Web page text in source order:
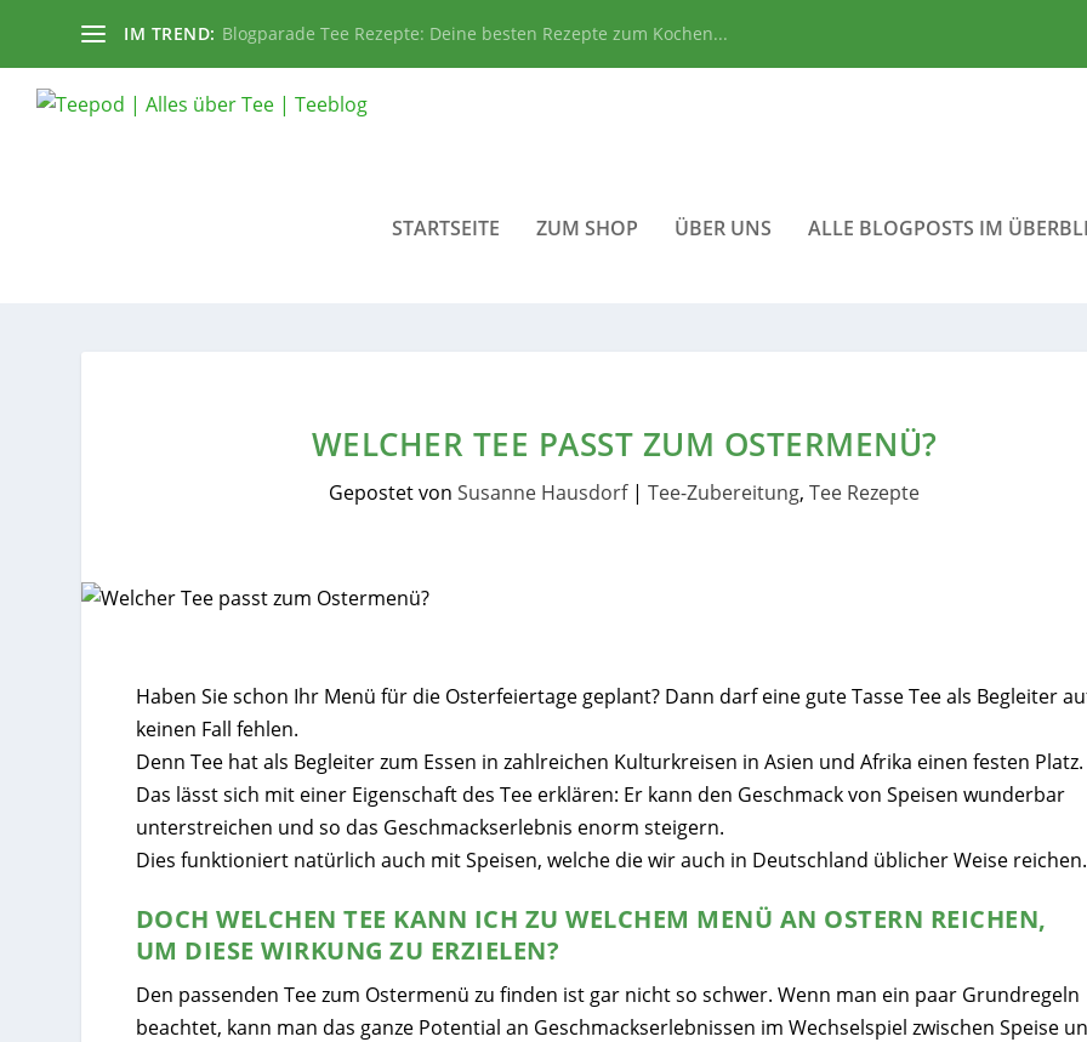
IM TREND: Blogparade Tee Rezepte: Deine besten Rezepte zum Kochen...
STARTSEITE ZUM SHOP ÜBER UNS ALLE BLOGPOSTS IM
WELCHER TEE PASST ZUM OSTERMENÜ?
Gepostet vonSusanne Hausdorf|Tee-Zubereitung,Tee Rezepte
Haben Sie schon Ihr Menü für die Osterfeiertage geplant? Dann darf eine gute Tasse Tee als Begleiter
keinen Fall fehlen.
Denn Tee hat als Begleiter zum Essen in zahlreichen Kulturkreisen in Asien und Afrika einen festen Platz.
Das lässt sich mit einer Eigenschaft des Tee erklären: Er kann den Geschmack von Speisen wunderbar
unterstreichen und so das Geschmackserlebnis enorm steigern.
Dies funktioniert natürlich auch mit Speisen, welche die wir auch in Deutschland üblicher Weise reichen.
DOCH WELCHEN TEE KANN ICH ZU WELCHEM MENÜ AN OSTERN REICHEN,
UM DIESE WIRKUNG ZU ERZIELEN?
Den passenden Tee zum Ostermenü zu finden ist gar nicht so schwer. Wenn man ein paar Grundregeln
beachtet, kann man das ganze Potential an Geschmackserlebnissen im Wechselspiel zwischen Speise